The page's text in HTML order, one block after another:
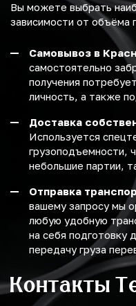
Вы можете выбрать
зависимости от объёма
Самовывоз в
самостоятельно
получения
личность, а также
Доставка
Используется
грузоподъемности,
небольшие партии,
Отправка
вашему запросу мы
любую удобную
на себя подготовку
передачу груза
Контакты